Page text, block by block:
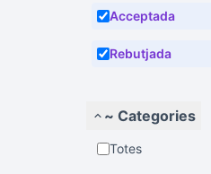
Acceptada
Rebutjada
~ Categories
Totes